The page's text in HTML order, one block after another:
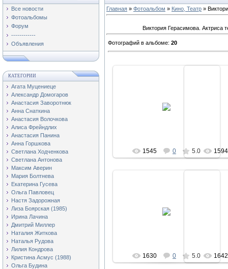
Все новости
Фотоальбомы
Форум
------------
Объявления
КАТЕГОРИИ
Агата Муцениеце
Александр Домогаров
Анастасия Заворотнюк
Анна Снаткина
Анастасия Волочкова
Алиса Фрейндлих
Анастасия Панина
Анна Горшкова
Светлана Ходченкова
Светлана Антонова
Максим Аверин
Мария Болтнева
Екатерина Гусева
Ольга Павловец
Настя Задорожная
Лиза Боярская (1985)
Ирина Лачина
Дмитрий Миллер
Наталия Житкова
Наталья Рудова
Лилия Кондрова
Кристина Асмус (1988)
Ольга Будина
Главная » Фотоальбом » Кино, Театр »
Виктория Герасимова. Актриса
Фотографий в альбоме: 20
1545 0 5.0 1594
1630 0 5.0 1642